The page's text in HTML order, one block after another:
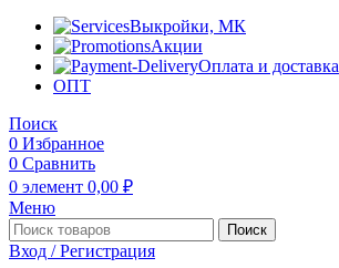
Выкройки, МК
Акции
Оплата и доставка
ОПТ
Поиск
0 Избранное
0 Сравнить
0 элемент 0,00 ₽
Меню
Поиск
Вход / Регистрация